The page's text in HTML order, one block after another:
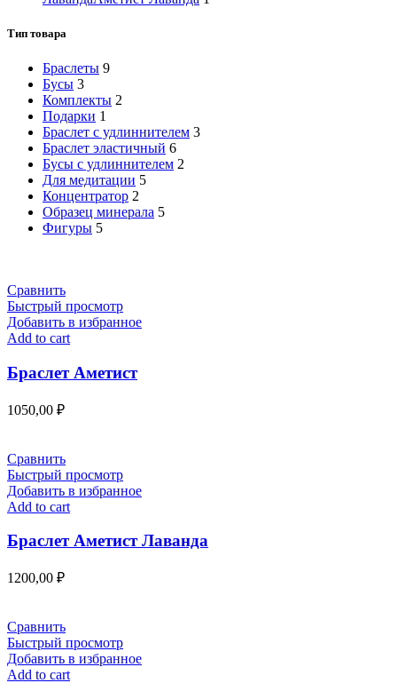
Тип товара
Браслеты 9
Бусы 3
Комплекты 2
Подарки 1
Браслет с удлиннителем 3
Браслет эластичный 6
Бусы с удлиннителем 2
Для медитации 5
Концентратор 2
Образец минерала 5
Фигуры 5
Сравнить
Быстрый просмотр
Добавить в избранное
Add to cart
Браслет Аметист
1050,00 ₽
Сравнить
Быстрый просмотр
Добавить в избранное
Add to cart
Браслет Аметист Лаванда
1200,00 ₽
Сравнить
Быстрый просмотр
Добавить в избранное
Add to cart